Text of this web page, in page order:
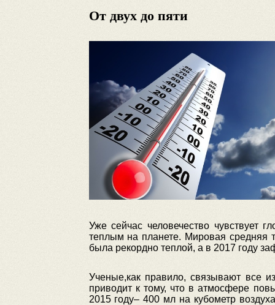
От двух до пяти
Уже сейчас человечество чувствует
теплым на планете. Мировая средняя
была рекордно теплой, а в 2017 году
Ученые,как правило, связывают все
приводит к тому, что в атмосфере
2015 году– 400 мл на кубометр